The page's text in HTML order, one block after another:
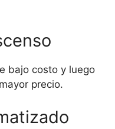
bajo costo y luego
precio.